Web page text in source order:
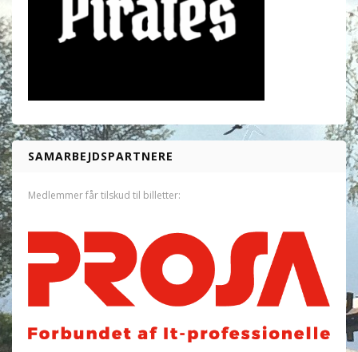
SAMARBEJDSPARTNERE
Medlemmer får tilskud til billetter: